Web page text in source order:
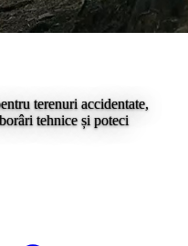
terenuri accidentate,
tehnice și poteci